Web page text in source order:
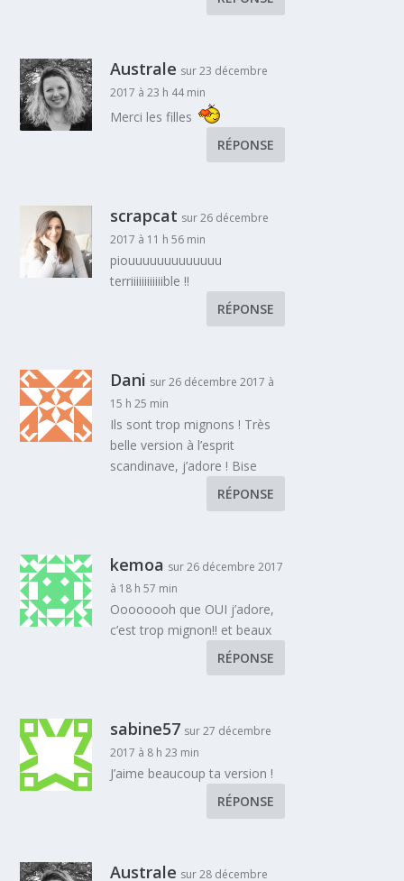
Australe sur 23 décembre
2017 à 23 h 44 min
Merci les filles
RÉPONSE
scrapcat sur 26 décembre
2017 à 11 h 56 min
piouuuuuuuuuuuuu
terriiiiiiiiiiiible !!
RÉPONSE
Dani sur 26 décembre 2017 à
15 h 25 min
Ils sont trop mignons ! Très
belle version à l’esprit
scandinave, j’adore ! Bise
RÉPONSE
kemoa sur 26 décembre 2017
à 18 h 57 min
Oooooooh que OUI j’adore,
c’est trop mignon!! et beaux
RÉPONSE
sabine57 sur 27 décembre
2017 à 8 h 23 min
J’aime beaucoup ta version !
RÉPONSE
Australe sur 28 décembre